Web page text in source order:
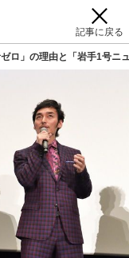
記事に戻る
ロ」の理由と「岩手1号ニ